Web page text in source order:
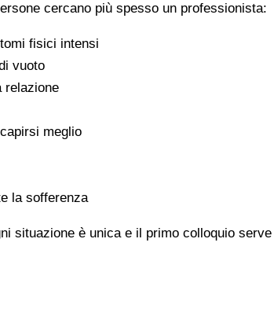
cercano più spesso un professionista:
fisici intensi
vuoto
relazione
meglio
la sofferenza
situazione è unica e il primo colloquio